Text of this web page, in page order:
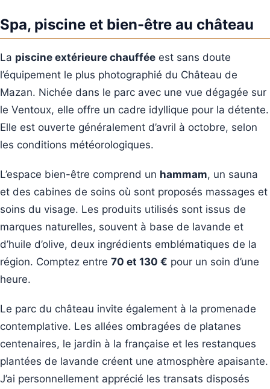
Spa, piscine et bien-être au château
La piscine extérieure chauffée est sans doute
l’équipement le plus photographié du Château de
Mazan. Nichée dans le parc avec une vue dégagée sur
le Ventoux, elle offre un cadre idyllique pour la détente.
Elle est ouverte généralement d’avril à octobre, selon
les conditions météorologiques.
L’espace bien-être comprend un hammam, un sauna
et des cabines de soins où sont proposés massages et
soins du visage. Les produits utilisés sont issus de
marques naturelles, souvent à base de lavande et
d’huile d’olive, deux ingrédients emblématiques de la
région. Comptez entre 70 et 130 € pour un soin d’une
heure.
Le parc du château invite également à la promenade
contemplative. Les allées ombragées de platanes
centenaires, le jardin à la française et les restanques
plantées de lavande créent une atmosphère apaisante.
J’ai personnellement apprécié les transats disposés